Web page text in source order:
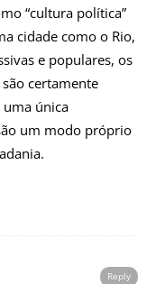
“cultura política”
cidade como o Rio,
e populares, os
certamente
uma única
um modo próprio
Reply